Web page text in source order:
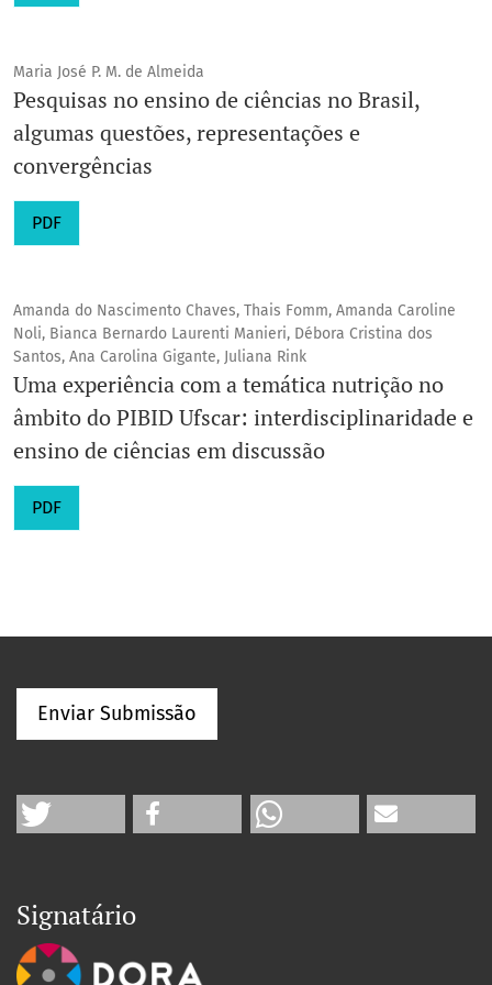
Maria José P. M. de Almeida
Pesquisas no ensino de ciências no Brasil,
algumas questões, representações e
convergências
PDF
Amanda do Nascimento Chaves, Thais Fomm, Amanda Caroline
Noli, Bianca Bernardo Laurenti Manieri, Débora Cristina dos
Santos, Ana Carolina Gigante, Juliana Rink
Uma experiência com a temática nutrição no
âmbito do PIBID Ufscar: interdisciplinaridade e
ensino de ciências em discussão
PDF
Enviar Submissão
Signatário